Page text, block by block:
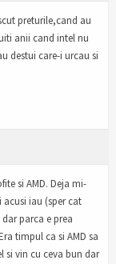
preturile,cand au
anii cand intel nu
destui care-i urcau si
si AMD. Deja mi-
iau (sper cat
parca e prea
timpul ca si AMD sa
si vin cu ceva bun dar